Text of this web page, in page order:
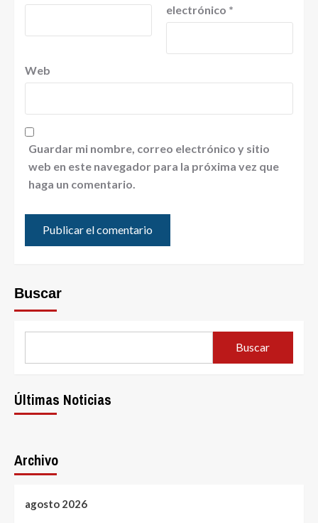
electrónico *
Web
Guardar mi nombre, correo electrónico y sitio
web en este navegador para la próxima vez que
haga un comentario.
Buscar
Buscar
Últimas Noticias
Archivo
agosto 2026